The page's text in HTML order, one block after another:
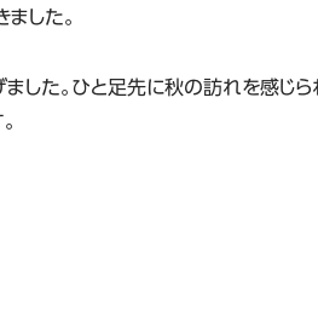
した。
た。ひと足先に秋の訪れを感じられ